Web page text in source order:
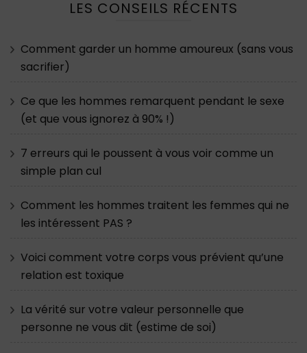
LES CONSEILS RÉCENTS
Comment garder un homme amoureux (sans vous
sacrifier)
Ce que les hommes remarquent pendant le sexe
(et que vous ignorez à 90% !)
7 erreurs qui le poussent à vous voir comme un
simple plan cul
Comment les hommes traitent les femmes qui ne
les intéressent PAS ?
Voici comment votre corps vous prévient qu’une
relation est toxique
La vérité sur votre valeur personnelle que
personne ne vous dit (estime de soi)